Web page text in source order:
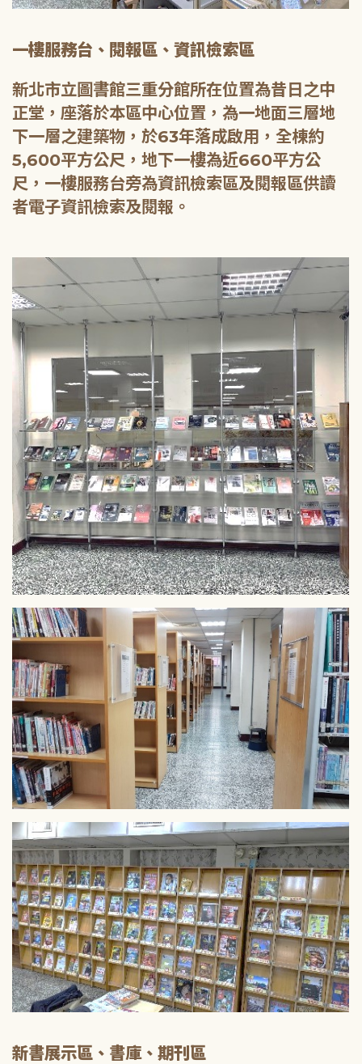
一樓服務台、閱報區、資訊檢索區
新北市立圖書館三重分館所在位置為昔日之中
正堂，座落於本區中心位置，為一地面三層地
下一層之建築物，於63年落成啟用，全棟約
5,600平方公尺，地下一樓為近660平方公
尺，一樓服務台旁為資訊檢索區及閱報區供讀
者電子資訊檢索及閱報。
新書展示區、書庫、期刊區